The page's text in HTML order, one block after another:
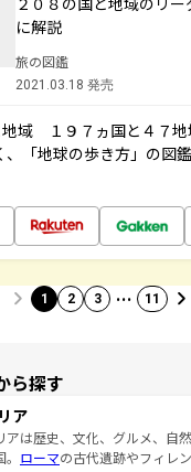
に解説
旅の図鑑
2021.03.18 発売
地域 １９７ヵ国と４７
、「地球の歩き方」の図
1 2 3 … 11
ら探す
ア
アは歴史、文化、グルメ、自
ローマの古代遺跡やフィレ